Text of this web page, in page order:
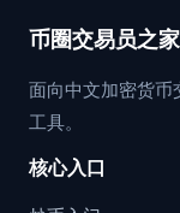
币圈交易员之家
面向中文加密货币
工具。
核心入口